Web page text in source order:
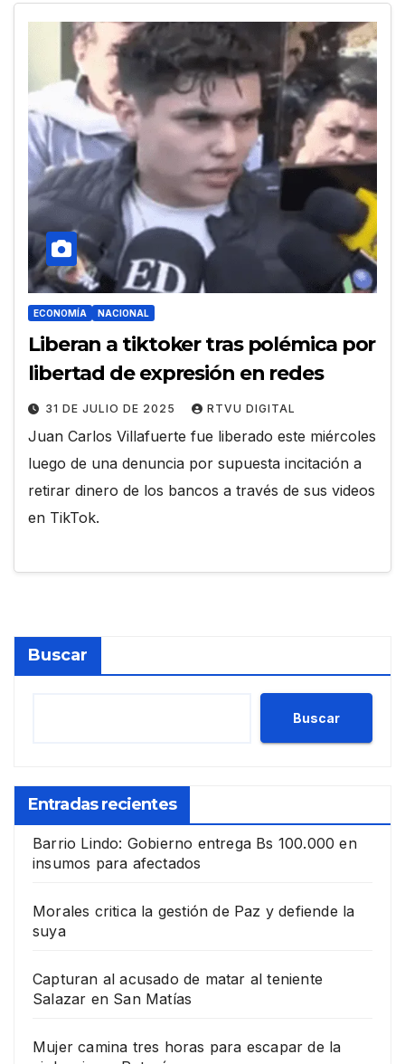
ECONOMÍA NACIONAL
Liberan a tiktoker tras polémica por
libertad de expresión en redes
31 DE JULIO DE 2025 RTVU DIGITAL
Juan Carlos Villafuerte fue liberado este miércoles
luego de una denuncia por supuesta incitación a
retirar dinero de los bancos a través de sus videos
en TikTok.
Buscar
Buscar
Entradas recientes
Barrio Lindo: Gobierno entrega Bs 100.000 en
insumos para afectados
Morales critica la gestión de Paz y defiende la
suya
Capturan al acusado de matar al teniente
Salazar en San Matías
Mujer camina tres horas para escapar de la